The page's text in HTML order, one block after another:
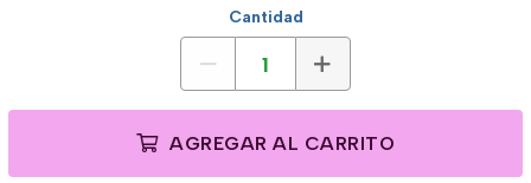
Cantidad
AGREGAR AL CARRITO